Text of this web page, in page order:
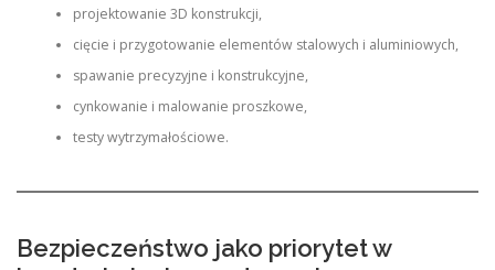
projektowanie 3D konstrukcji,
cięcie i przygotowanie elementów stalowych i aluminiowych,
spawanie precyzyjne i konstrukcyjne,
cynkowanie i malowanie proszkowe,
testy wytrzymałościowe.
Bezpieczeństwo jako priorytet w